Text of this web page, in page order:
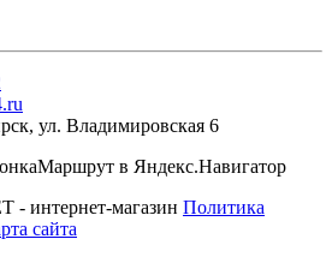
, ул. Владимировская 6
Маршрут в Яндекс.Навигатор
интернет-магазин Политика
сайта